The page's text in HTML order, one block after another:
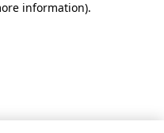
information).